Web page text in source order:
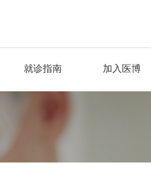
就诊指南
注意事项
加入医博